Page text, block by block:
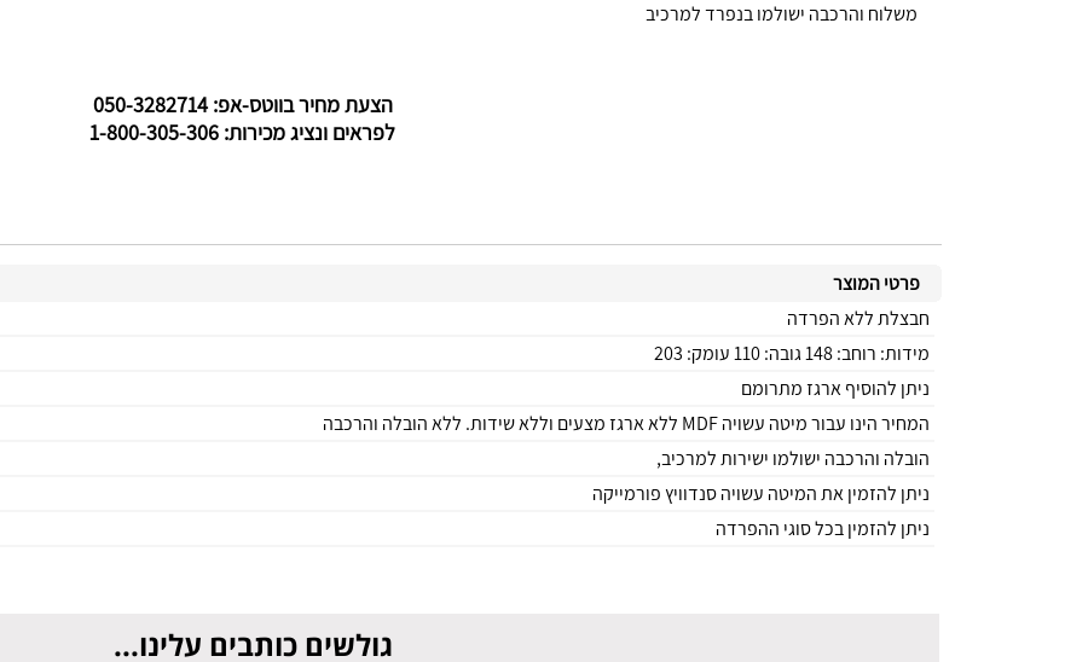
משלוח והרכבה ישולמו בנפרד למרכיב
הצעת מחיר בווטס-אפ: 050-3282714
לפראים ונציג מכירות: 1-800-305-306
פרטי המוצר
חבצלת ללא הפרדה
מידות: רוחב: 148 גובה: 110 עומק: 203
ניתן להוסיף ארגז מתרומם
המחיר הינו עבור מיטה עשויה MDF ללא ארגז מצעים וללא שידות. ללא הובלה והרכבה
הובלה והרכבה ישולמו ישירות למרכיב,
ניתן להזמין את המיטה עשויה סנדוויץ פורמייקה
ניתן להזמין בכל סוגי ההפרדה
גולשים כותבים עלינו...